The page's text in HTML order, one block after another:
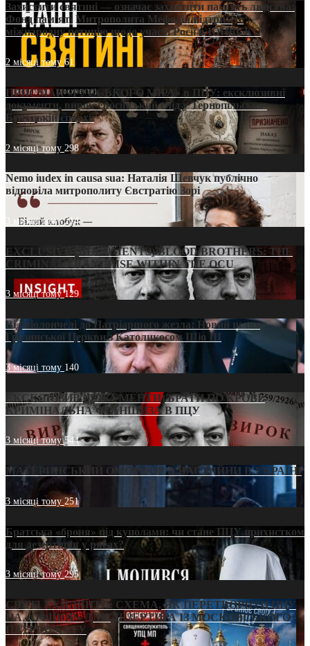
Захистити святині — означає захистити пам’ять людства:
Фонд пам’яті Митрополита Мефодія підтримує
міжнародну петицію щодо участі Росії в ЮНЕСКО
2 місяці тому61
ПРИСМАК «РУССЬКОГО МІРА» в ПЦУ: ексклюзивні
документи, вирок і російський слід у Тернопільсько-
Бучацькій єпархії
2 місяці тому 298
Nemo iudex in causa sua: Наталія Шевчук публічно
відповіла митрополиту Євстратію Зорі
3 місяці тому214
EXCLUSIVE (DOCUMENTS)/BLOOD BROTHERS: THE
CRIMINAL FRANCHISE WITHIN THE OCU
3 місяці тому129
Від віолончелі до Патріаршого жезла: Новий шлях
Грузинської Церкви з Католикосом Шіо III
3 місяці тому 140
ЕКСКЛЮЗИВ (ДОКУМЕНТИ)/БРАТИ ПО КРОВІ:
КРИМІНАЛЬНА ФРАНШИЗА В ПЦУ
3 місяці тому544
МАТЕРИНСЬКИЙ ОМОРФОР В ЧАС ВІЙНИ В УКРАЇНІ
3 місяці тому251
Братська «броня» під куполами: чи стане ПЦУ прихистком
для дезертирів у рясах?
3 місяці тому295
СВЯТІ УХИЛЯНТИ: СХЕМА, ЯК ПЕРЕТВОРИТИ ПЦУ
НА «ОФШОР» ДЛЯ ДЕЗЕРТИРА ІЗ МОСКОВСЬКОГО
ПАТРІАРХАТУ